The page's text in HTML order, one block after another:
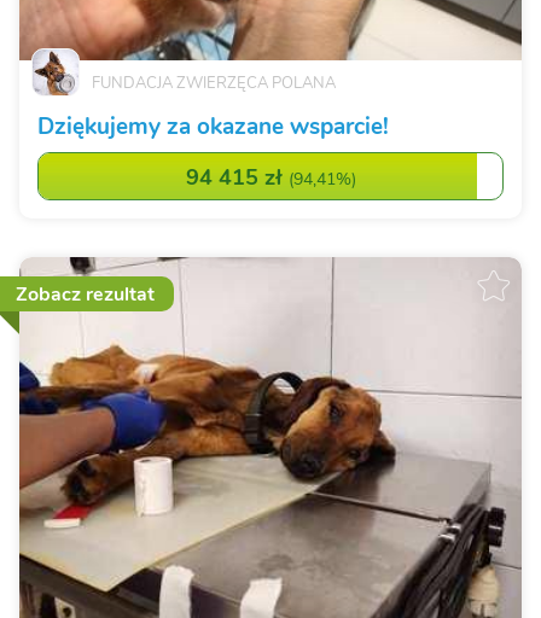
FUNDACJA ZWIERZĘCA POLANA
Dziękujemy za okazane wsparcie!
94 415 zł (94,41%)
Zobacz rezultat